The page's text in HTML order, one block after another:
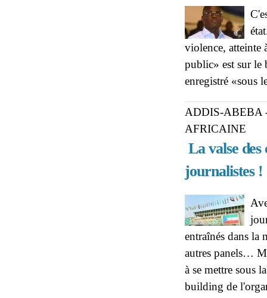
violence, atteinte
public» est sur le
enregistré «sous
ADDIS-ABEBA
AFRICAINE
La valse
journalistes !
entraînés dans la
autres panels…
à se mettre sous
building de